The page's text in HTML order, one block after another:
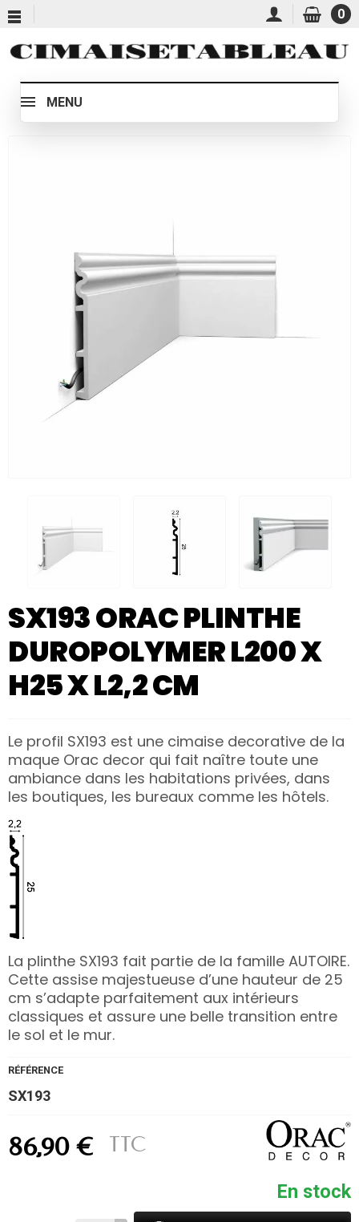
0
MENU
SX193 ORAC PLINTHE
DUROPOLYMER L200 X
H25 X L2,2 CM
Le profil SX193 est une cimaise decorative de la
maque Orac decor qui fait naître toute une
ambiance dans les habitations privées, dans
les boutiques, les bureaux comme les hôtels.
La plinthe SX193 fait partie de la famille AUTOIRE.
Cette assise majestueuse d’une hauteur de 25
cm s’adapte parfaitement aux intérieurs
classiques et assure une belle transition entre
le sol et le mur.
RÉFÉRENCE
SX193
86,90 € TTC
En stock